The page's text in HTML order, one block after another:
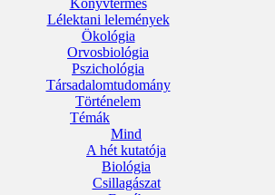
Könyvtermés
Lélektani lelemények
Ökológia
Orvosbiológia
Pszichológia
Társadalomtudomány
Történelem
Témák
Mind
A hét kutatója
Biológia
Csillagászat